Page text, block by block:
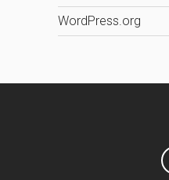
WordPress.org